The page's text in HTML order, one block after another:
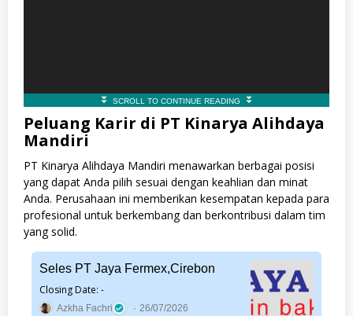
Peluang Karir di PT Kinarya Alihdaya
Mandiri
PT Kinarya Alihdaya Mandiri menawarkan berbagai posisi
yang dapat Anda pilih sesuai dengan keahlian dan minat
Anda. Perusahaan ini memberikan kesempatan kepada para
profesional untuk berkembang dan berkontribusi dalam tim
yang solid.
Seles PT Jaya Fermex,Cirebon
Closing Date: -
Azkha Fachri 26/07/2026